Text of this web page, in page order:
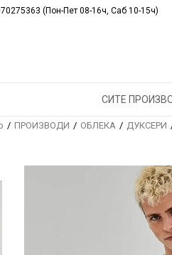
(Пон-Пет 08-16ч, Саб 10-15ч)
СИТЕ
ПРОИЗВОДИ ОБЛЕКА ДУКСЕРИ